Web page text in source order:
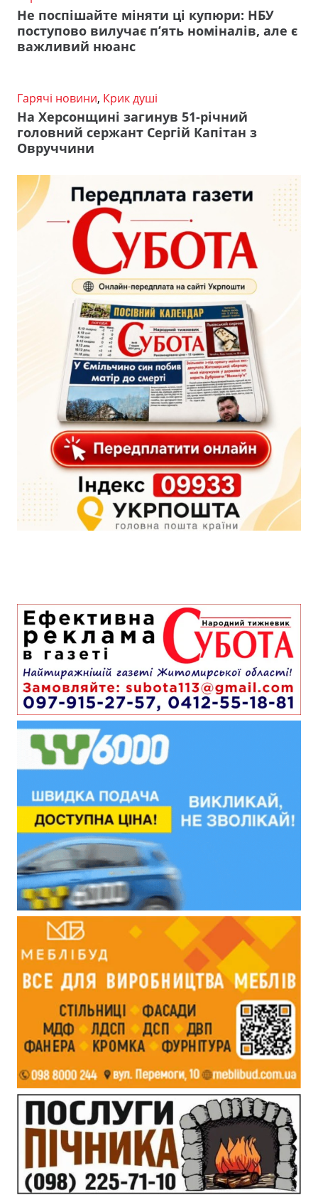
Не поспішайте міняти ці купюри: НБУ
поступово вилучає п’ять номіналів, але є
важливий нюанс
Гарячі новини, Крик душі
На Херсонщині загинув 51-річний
головний сержант Сергій Капітан з
Овруччини